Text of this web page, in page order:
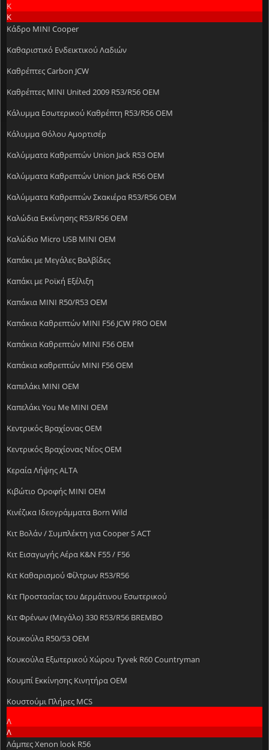
Κ
Κ
Κάδρο MINI Cooper
Καθαριστικό Ενδεικτικού Λαδιών
Καθρέπτες Carbon JCW
Καθρέπτες MINI United 2009 R53/R56 OEM
Κάλυμμα Εσωτερικού Καθρέπτη R53/R56 OEM
Κάλυμμα Θόλου Αμορτισέρ
Καλύμματα Kαθρεπτών Union Jack R53 OEM
Καλύμματα Καθρεπτών Union Jack R56 OEM
Καλύμματα Καθρεπτών Σκακιέρα R53/R56 OEM
Καλώδια Εκκίνησης R53/R56 OEM
Καλώδιο Micro USB MINI OEM
Καπάκι με Μεγάλες Βαλβίδες
Καπάκι με Ροϊκή Εξέλιξη
Καπάκια MINI R50/R53 OEM
Καπάκια Καθρεπτών MINI F56 JCW PRO OEM
Καπάκια Καθρεπτών MINI F56 OEM
Καπάκια καθρεπτών MINI F56 OEM
Καπελάκι MINI OEM
Καπελάκι You Me MINI OEM
Κεντρικός Βραχίονας OEM
Κεντρικός Βραχίονας Νέος OEM
Κεραία Λήψης ALTA
Κιβώτιο Οροφής MINI OEM
Κινέζικα Ιδεογράμματα Born Wild
Κιτ Βολάν / Συμπλέκτη για Cooper S ACT
Κιτ Εισαγωγής Αέρα K&N F55 / F56
Κιτ Καθαρισμού Φίλτρων R53/R56
Κιτ Προστασίας του Δερμάτινου Εσωτερικού
Κιτ Φρένων (Μεγάλο) 330 R53/R56 BREMBO
Κουκούλα R50/53 OEM
Κουκούλα Εξωτερικού Χώρου Tyvek R60 Countryman
Κουμπί Εκκίνησης Κινητήρα OEM
Κουστούμι Πλήρες MCS
Λ
Λ
Λάμπες Xenon look R56